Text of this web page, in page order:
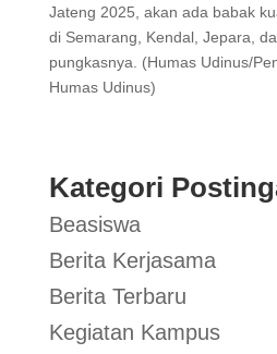
Jateng 2025, akan ada babak
di Semarang, Kendal, Jepara,
pungkasnya. (Humas Udinus/
Humas Udinus)
Kategori
Beasiswa
Berita Kerjasama
Berita Terbaru
Kegiatan Kampus